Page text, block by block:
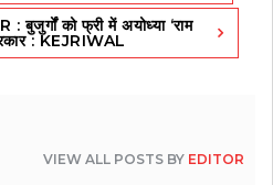
को फ्री में अयोध्या ‘राम
: KEJRIWAL
VIEW ALL POSTS BY EDITOR